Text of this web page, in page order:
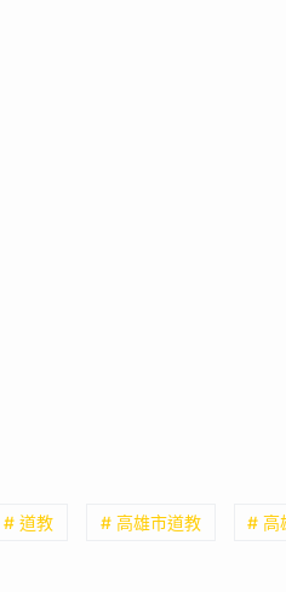
# 道教 # 高雄市道教 # 高